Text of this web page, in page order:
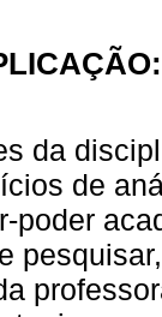
da
de
poder